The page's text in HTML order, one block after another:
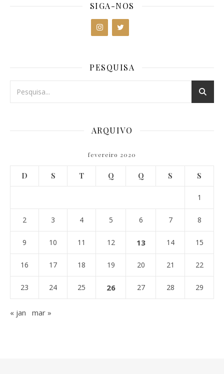
SIGA-NOS
PESQUISA
ARQUIVO
fevereiro 2020
D S T Q Q S S
1
2 3 4 5 6 7 8
9 10 11 12 13 14 15
16 17 18 19 20 21 22
23 24 25 26 27 28 29
« jan mar »